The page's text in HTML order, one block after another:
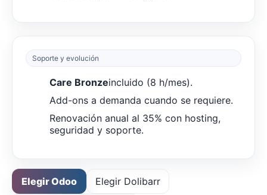
Soporte y evolución
Care Bronzeincluido (8 h/mes).
Add-ons a demanda cuando se requiere.
Renovación anual al 35% con hosting,
seguridad y soporte.
Elegir Odoo Elegir Dolibarr